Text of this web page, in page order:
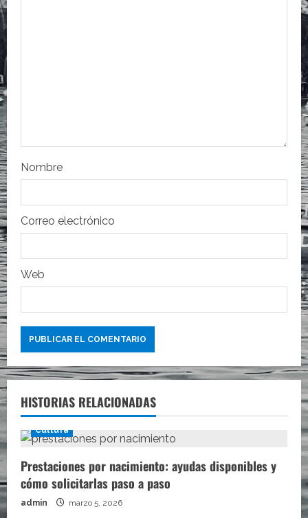
r
a
d
a
s
Nombre
Correo electrónico
Web
HISTORIAS RELACIONADAS
Cultura
Prestaciones por nacimiento: ayudas disponibles y
cómo solicitarlas paso a paso
admin marzo 5, 2026